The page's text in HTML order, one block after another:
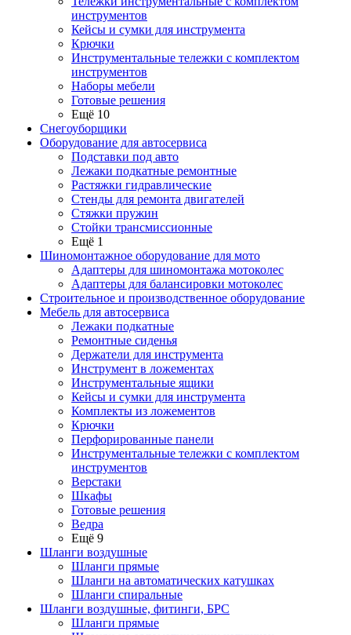
инструментов
Кейсы и сумки для инструмента
Крючки
Инструментальные тележки с комплектом
инструментов
Наборы мебели
Готовые решения
Ещё 10
Снегоуборщики
Оборудование для автосервиса
Подставки под авто
Лежаки подкатные ремонтные
Растяжки гидравлические
Стенды для ремонта двигателей
Стяжки пружин
Стойки трансмиссионные
Ещё 1
Шиномонтажное оборудование для мото
Адаптеры для шиномонтажа мотоколес
Адаптеры для балансировки мотоколес
Строительное и производственное оборудование
Мебель для автосервиса
Лежаки подкатные
Ремонтные сиденья
Держатели для инструмента
Инструмент в ложементах
Инструментальные ящики
Кейсы и сумки для инструмента
Комплекты из ложементов
Крючки
Перфорированные панели
Инструментальные тележки с комплектом
инструментов
Верстаки
Шкафы
Готовые решения
Ведра
Ещё 9
Шланги воздушные
Шланги прямые
Шланги на автоматических катушках
Шланги спиральные
Шланги воздушные, фитинги, БРС
Шланги прямые